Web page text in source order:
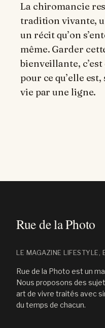
La chiromancie
tradition vivante,
un récit qu’on
même. Garder
bienveillante,
pour ce qu’elle
vie par une ligne.
LE MAGAZINE LIFESTYLE,
Rue de la Photo est un
Nous proposons des
art de vivre traités avec
du temps de chacun.